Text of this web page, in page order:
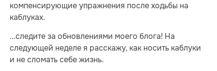
компенсирующие упражнения после ходьбы на
каблуках.
...следите за обновлениями моего блога! На
следующей неделе я расскажу, как носить каблуки
и не сломать себе жизнь.